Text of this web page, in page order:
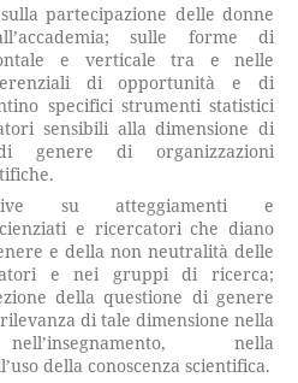
partecipazione delle donne
sulle forme di
e verticale tra e nelle
di opportunità e di
specifici strumenti statistici
sensibili alla dimensione di
genere di organizzazioni
su atteggiamenti e
e ricercatori che diano
e della non neutralità delle
e nei gruppi di ricerca;
della questione di genere
di tale dimensione nella
nella
della conoscenza scientifica.